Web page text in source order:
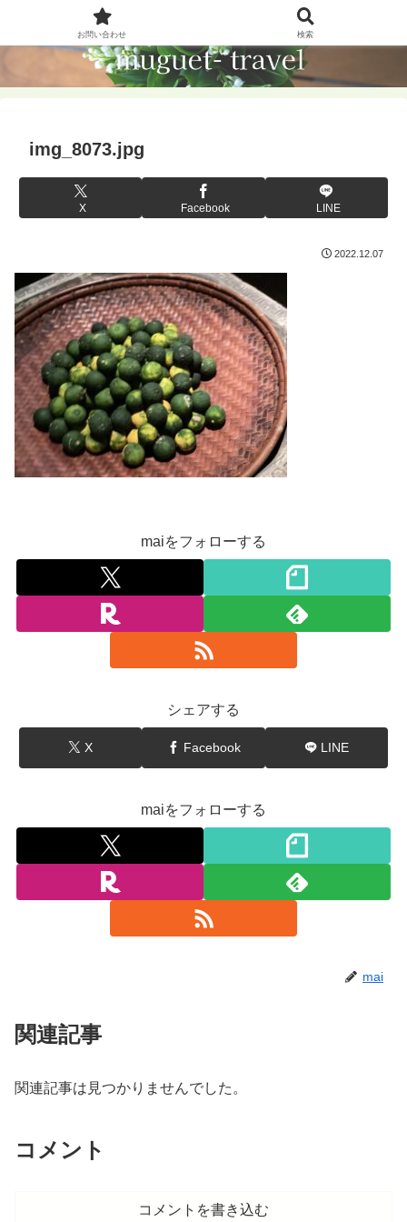
img_8073.jpg
X Facebook LINE
2022.12.07
maiをフォローする
シェアする
X Facebook LINE
maiをフォローする
mai
関連記事
関連記事は見つかりませんでした。
コメント
コメントを書き込む
お問い合わせ 検索